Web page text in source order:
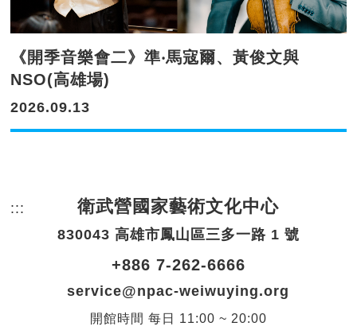
《開季音樂會二》準‧馬寇爾、黃俊文與
NSO(高雄場)
2026.09.13
::: 頁尾網站資訊。
衛武營國家藝術文化中心
830043 高雄市鳳山區三多一路 1 號
+886 7-262-6666
service@npac-weiwuying.org
開館時間 每日
11:00 ~ 20:00